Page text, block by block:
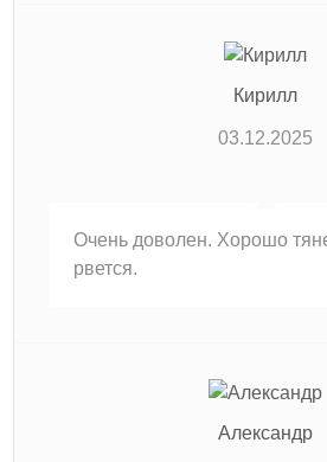
Кирилл
03.12.2025
Очень доволен. Хорошо
рвется.
Александр